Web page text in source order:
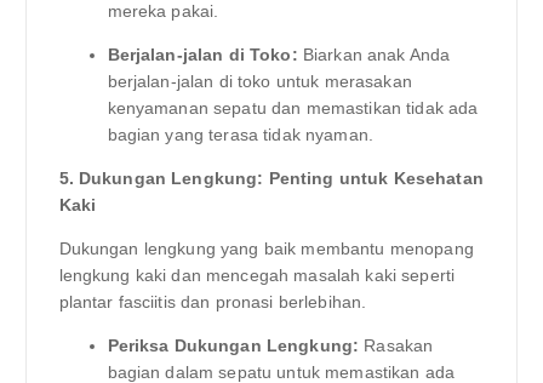
mereka pakai.
Berjalan-jalan di Toko: Biarkan anak Anda
berjalan-jalan di toko untuk merasakan
kenyamanan sepatu dan memastikan tidak ada
bagian yang terasa tidak nyaman.
5. Dukungan Lengkung: Penting untuk Kesehatan
Kaki
Dukungan lengkung yang baik membantu menopang
lengkung kaki dan mencegah masalah kaki seperti
plantar fasciitis dan pronasi berlebihan.
Periksa Dukungan Lengkung: Rasakan
bagian dalam sepatu untuk memastikan ada